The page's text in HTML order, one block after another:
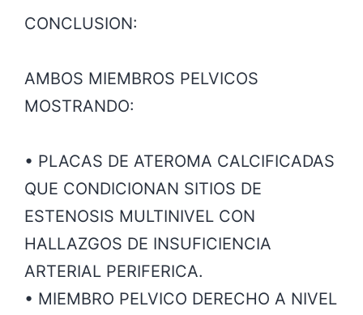
CONCLUSION:
AMBOS MIEMBROS PELVICOS
MOSTRANDO:
• PLACAS DE ATEROMA CALCIFICADAS
QUE CONDICIONAN SITIOS DE
ESTENOSIS MULTINIVEL CON
HALLAZGOS DE INSUFICIENCIA
ARTERIAL PERIFERICA.
• MIEMBRO PELVICO DERECHO A NIVEL